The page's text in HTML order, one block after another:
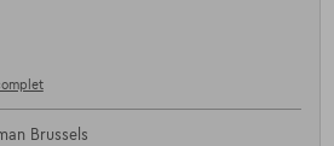
Brussels